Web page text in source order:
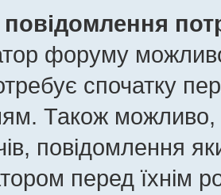
форуму
спочатку
Також можливо,
повідомлення
перед їхнім